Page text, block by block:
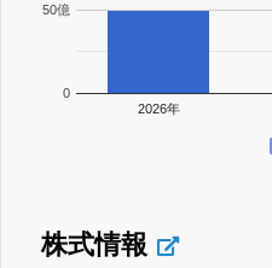
2026年
0
50億
株式情報